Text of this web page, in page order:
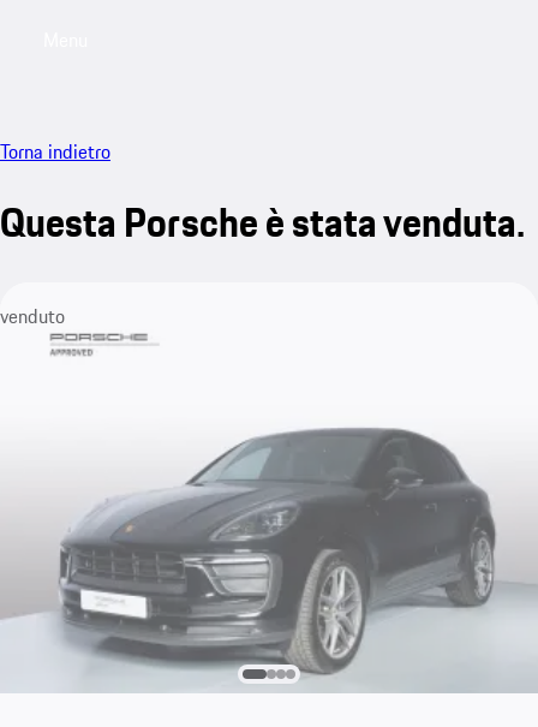
Torna indietro
Questa Porsche è stata venduta.
venduto